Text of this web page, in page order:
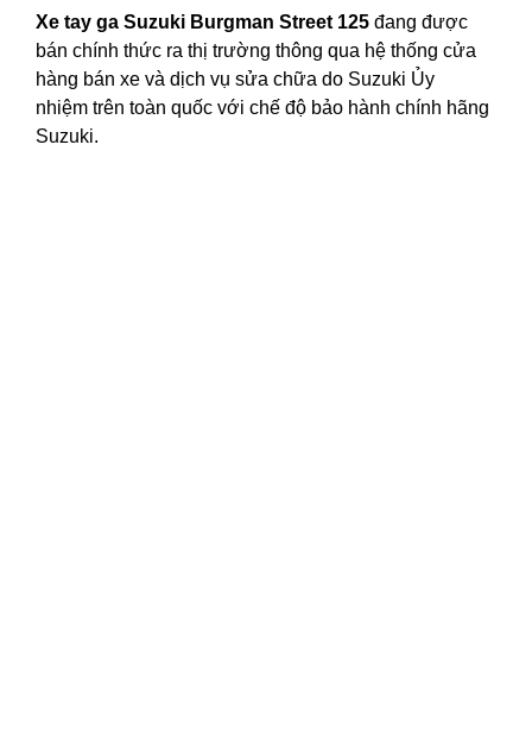
Xe tay ga Suzuki Burgman Street 125 đang được
bán chính thức ra thị trường thông qua hệ thống cửa
hàng bán xe và dịch vụ sửa chữa do Suzuki Ủy
nhiệm trên toàn quốc với chế độ bảo hành chính hãng
Suzuki.